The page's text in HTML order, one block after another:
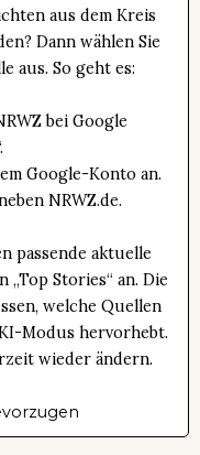
aus dem Kreis
Dann wählen Sie
aus. So geht es:
bei Google
Google-Konto an.
NRWZ.de.
passende aktuelle
Stories“ an. Die
welche Quellen
Modus hervorhebt.
wieder ändern.